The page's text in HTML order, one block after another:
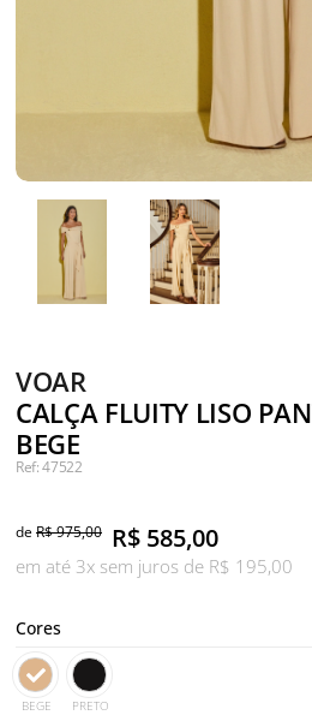
VOAR
CALÇA FLUITY LISO
BEGE
Ref: 47522
deR$ 975,00 R$ 585,00
em até 3x sem juros de R$ 195,00
Cores
BEGE PRETO